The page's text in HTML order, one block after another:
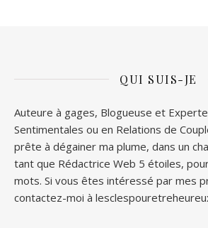
QUI SUIS-JE
Auteure à gages, Blogueuse et
Sentimentales ou en Relations de
prête à dégainer ma plume, dans un
tant que Rédactrice Web 5 étoiles,
mots. Si vous êtes intéressé par mes
contactez-moi à